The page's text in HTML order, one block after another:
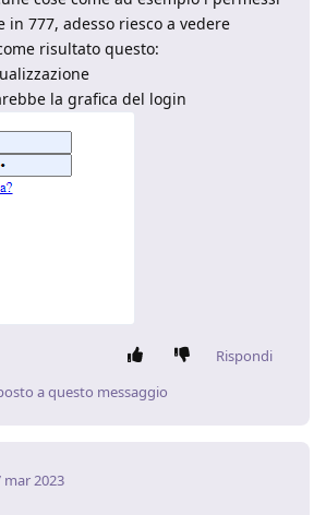
777, adesso riesco a vedere
risultato questo:
la grafica del login
Rispondi
a questo messaggio
mar 2023